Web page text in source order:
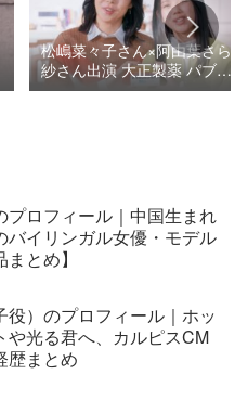
松嶋菜々子さん×阿由葉さら
紗さん出演 大正製薬 パブロ
ンSゴールドW『いましよう
プロフィール｜中国生まれ
バイリンガル女優・モデル
まとめ】
役）のプロフィール｜ホッ
や光る君へ、カルピスCM
歴まとめ